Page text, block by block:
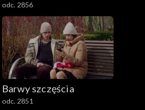
odc. 2856
Barwy szczęścia
odc. 2851